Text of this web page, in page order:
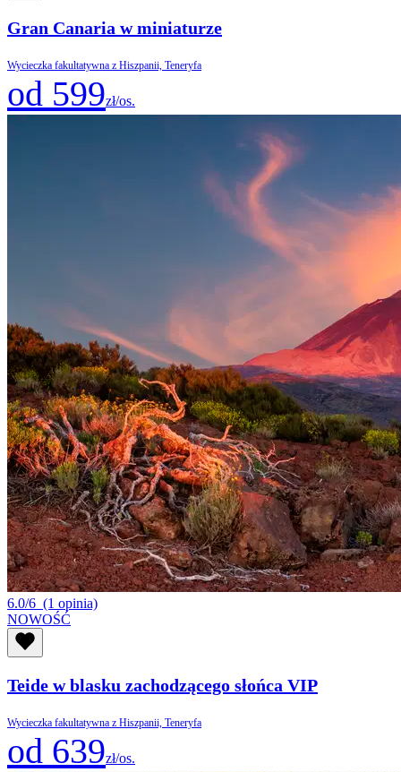
Gran Canaria w miniaturze
Wycieczka fakultatywna z Hiszpanii, Teneryfa
od 599zł/os.
6.0/6 (1 opinia)
NOWOŚĆ
Teide w blasku zachodzącego słońca VIP
Wycieczka fakultatywna z Hiszpanii, Teneryfa
od 639zł/os.